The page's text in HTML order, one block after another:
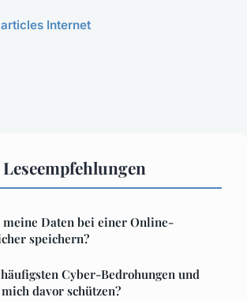
Internet
meine Daten bei einer Online-
speichern?
Cyber-Bedrohungen und
davor schützen?